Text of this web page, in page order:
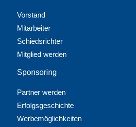
Vorstand
Mitarbeiter
Schiedsrichter
Mitglied werden
Sponsoring
Partner werden
Erfolgsgeschichte
Werbemöglichkeiten